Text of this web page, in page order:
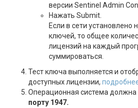
версии Sentinel Admin
Нажать Submit.
Если в сети установлено
ключей, то общее
лицензий на каждый
суммироваться.
Тест ключа выполняется и
доступных лицензии,
Операционная система должна
порту 1947.